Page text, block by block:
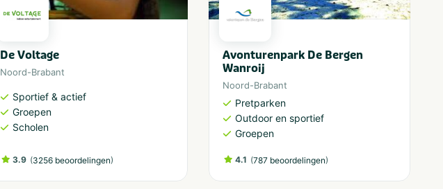
De Voltage
Noord-Brabant
Sportief & actief
Groepen
Scholen
3.9 (3256 beoordelingen)
Avonturenpark De Bergen
Wanroij
Noord-Brabant
Pretparken
Outdoor en sportief
Groepen
4.1 (787 beoordelingen)